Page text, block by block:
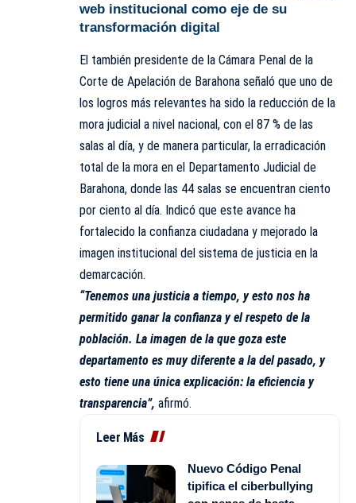
web institucional como eje de su
transformación digital
El también presidente de la Cámara Penal de la
Corte de Apelación de Barahona señaló que uno de
los logros más relevantes ha sido la reducción de la
mora judicial a nivel nacional, con el 87 % de las
salas al día, y de manera particular, la erradicación
total de la mora en el Departamento Judicial de
Barahona, donde las 44 salas se encuentran ciento
por ciento al día. Indicó que este avance ha
fortalecido la confianza ciudadana y mejorado la
imagen institucional del sistema de justicia en la
demarcación.
“Tenemos una justicia a tiempo, y esto nos ha
permitido ganar la confianza y el respeto de la
población. La imagen de la que goza este
departamento es muy diferente a la del pasado, y
esto tiene una única explicación: la eficiencia y
transparencia”, afirmó.
Leer Más
Nuevo Código Penal
tipifica el ciberbullying